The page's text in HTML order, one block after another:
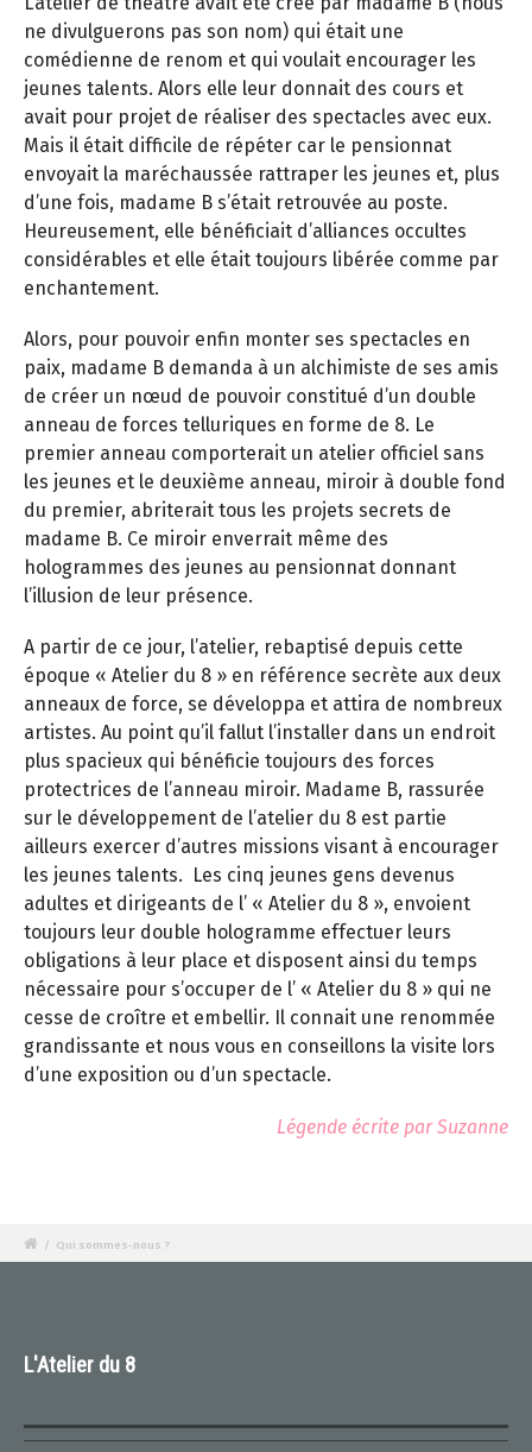
ne divulguerons pas son nom) qui était une
comédienne de renom et qui voulait encourager les
jeunes talents. Alors elle leur donnait des cours et
avait pour projet de réaliser des spectacles avec eux.
Mais il était difficile de répéter car le pensionnat
envoyait la maréchaussée rattraper les jeunes et, plus
d’une fois, madame B s’était retrouvée au poste.
Heureusement, elle bénéficiait d’alliances occultes
considérables et elle était toujours libérée comme par
enchantement.
Alors, pour pouvoir enfin monter ses spectacles en
paix, madame B demanda à un alchimiste de ses amis
de créer un nœud de pouvoir constitué d’un double
anneau de forces telluriques en forme de 8. Le
premier anneau comporterait un atelier officiel sans
les jeunes et le deuxième anneau, miroir à double fond
du premier, abriterait tous les projets secrets de
madame B. Ce miroir enverrait même des
hologrammes des jeunes au pensionnat donnant
l’illusion de leur présence.
A partir de ce jour, l’atelier, rebaptisé depuis cette
époque « Atelier du 8 » en référence secrète aux deux
anneaux de force, se développa et attira de nombreux
artistes. Au point qu’il fallut l’installer dans un endroit
plus spacieux qui bénéficie toujours des forces
protectrices de l’anneau miroir. Madame B, rassurée
sur le développement de l’atelier du 8 est partie
ailleurs exercer d’autres missions visant à encourager
les jeunes talents. Les cinq jeunes gens devenus
adultes et dirigeants de l’ « Atelier du 8 », envoient
toujours leur double hologramme effectuer leurs
obligations à leur place et disposent ainsi du temps
nécessaire pour s’occuper de l’ « Atelier du 8 » qui ne
cesse de croître et embellir. Il connait une renommée
grandissante et nous vous en conseillons la visite lors
d’une exposition ou d’un spectacle.
Légende écrite par Suzanne
/ Qui sommes-nous ?
L'Atelier du 8